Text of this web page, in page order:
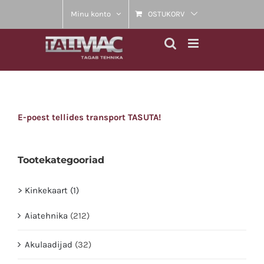
Minu konto OSTUKORV
E-poest tellides transport TASUTA!
Tootekategooriad
> Kinkekaart (1)
Aiatehnika (212)
Akulaadijad (32)